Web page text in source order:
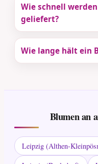
Wie schnell
geliefert?
Wie lange hält ein
Blumen an
Leipzig (Althen-